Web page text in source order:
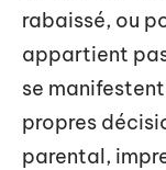
rabaissé, ou
appartient
se
propres
parental,